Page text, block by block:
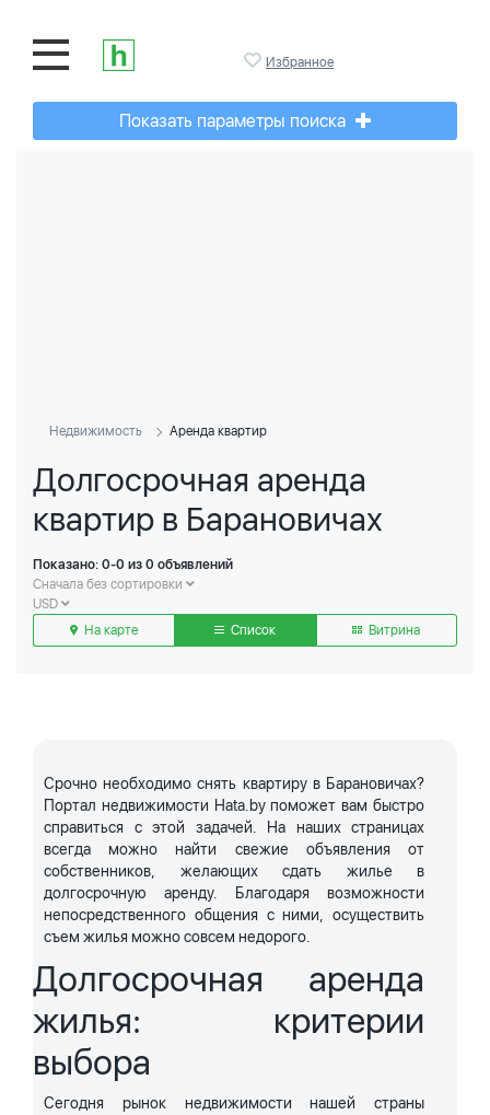
Избранное
Показать параметры поиска
Недвижимость Аренда квартир
Долгосрочная аренда
квартир в Барановичах
Показано: 0-0 из 0 объявлений
Сначала без сортировки
USD
На карте
Список Витрина
Срочно необходимо снять квартиру в Барановичах?
Портал недвижимости Hata.by поможет вам быстро
справиться с этой задачей. На наших страницах
всегда можно найти свежие объявления от
собственников, желающих сдать жилье в
долгосрочную аренду. Благодаря возможности
непосредственного общения с ними, осуществить
съем жилья можно совсем недорого.
Долгосрочная аренда
жилья: критерии
выбора
Сегодня рынок недвижимости нашей страны